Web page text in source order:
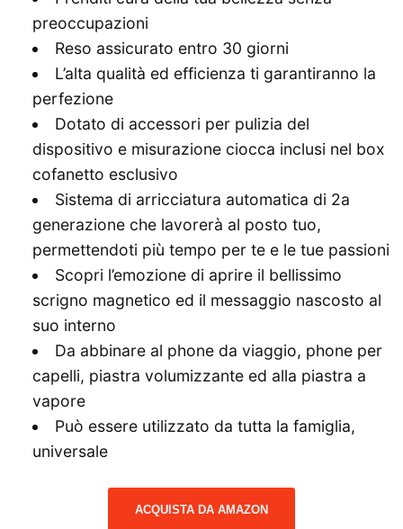
preoccupazioni
Reso assicurato entro 30 giorni
L’alta qualità ed efficienza ti garantiranno la
perfezione
Dotato di accessori per pulizia del
dispositivo e misurazione ciocca inclusi nel box
cofanetto esclusivo
Sistema di arricciatura automatica di 2a
generazione che lavorerà al posto tuo,
permettendoti più tempo per te e le tue passioni
Scopri l’emozione di aprire il bellissimo
scrigno magnetico ed il messaggio nascosto al
suo interno
Da abbinare al phone da viaggio, phone per
capelli, piastra volumizzante ed alla piastra a
vapore
Può essere utilizzato da tutta la famiglia,
universale
ACQUISTA DA AMAZON